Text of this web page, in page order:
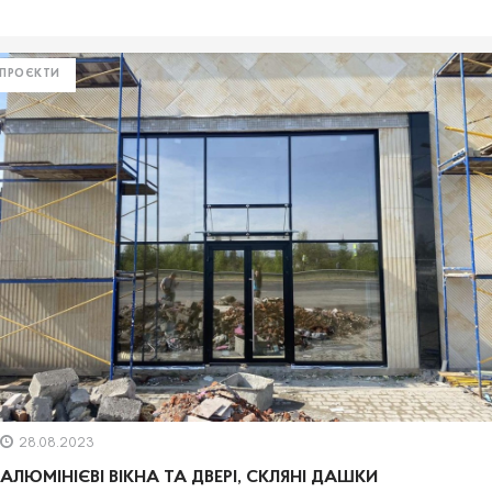
ПРОЄКТИ
28.08.2023
АЛЮМІНІЄВІ ВІКНА ТА ДВЕРІ, СКЛЯНІ ДАШКИ